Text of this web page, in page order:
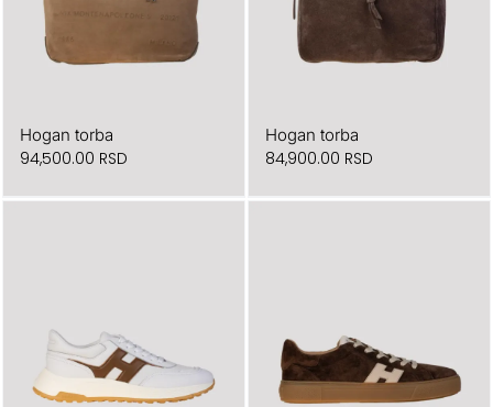
Hogan torba
94,500.00 RSD
Hogan torba
84,900.00 RSD